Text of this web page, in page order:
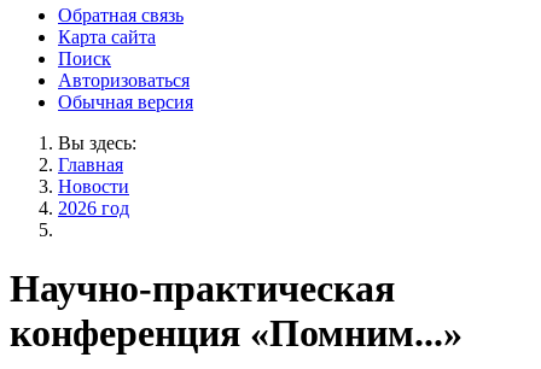
Обратная связь
Карта сайта
Поиск
Авторизоваться
Обычная версия
Вы здесь:
Главная
Новости
2026 год
Научно-практическая
конференция «Помним...»